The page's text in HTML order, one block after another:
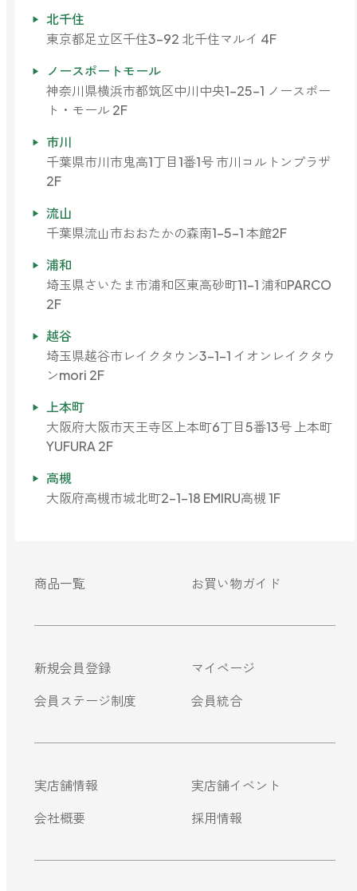
北千住
東京都足立区千住3-92 北千住マルイ 4F
ノースポートモール
神奈川県横浜市都筑区中川中央1-25-1 ノースポー
ト・モール 2F
市川
千葉県市川市鬼高1丁目1番1号 市川コルトンプラザ
2F
流山
千葉県流山市おおたかの森南1-5-1 本館2F
浦和
埼玉県さいたま市浦和区東高砂町11-1 浦和PARCO
2F
越谷
埼玉県越谷市レイクタウン3-1-1 イオンレイクタウ
ンmori 2F
上本町
大阪府大阪市天王寺区上本町6丁目5番13号 上本町
YUFURA 2F
高槻
大阪府高槻市城北町2-1-18 EMIRU高槻 1F
商品一覧 お買い物ガイド
新規会員登録
マイページ
会員ステージ制度
会員統合
実店舗情報
実店舗イベント
会社概要
採用情報